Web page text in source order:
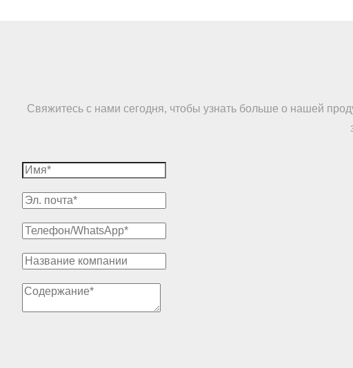
Свяжитесь с нами сегодня, чтобы узнать больше о нашей